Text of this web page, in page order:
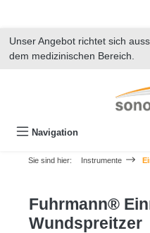
Unser Angebot richtet sich
dem medizinischen Bereich.
Navigation
Sie sind hier: Instrumente
Fuhrmann®
Wundspreitzer